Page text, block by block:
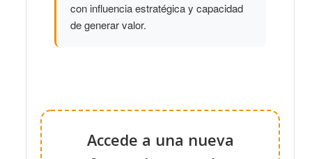
con influencia estratégica y capacidad
de generar valor.
Accede a una nueva